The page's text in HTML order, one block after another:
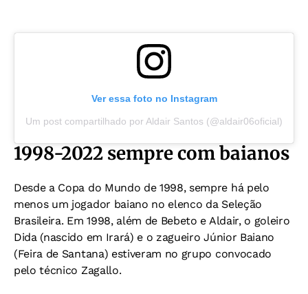
Ver essa foto no Instagram
Um post compartilhado por Aldair Santos (@aldair06oficial)
1998-2022 sempre com baianos
Desde a Copa do Mundo de 1998, sempre há pelo
menos um jogador baiano no elenco da Seleção
Brasileira. Em 1998, além de Bebeto e Aldair, o goleiro
Dida (nascido em Irará) e o zagueiro Júnior Baiano
(Feira de Santana) estiveram no grupo convocado
pelo técnico Zagallo.